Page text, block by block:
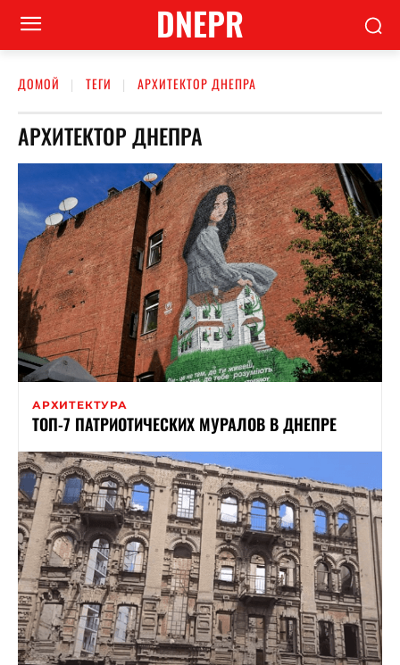
DNEPR
ДОМОЙ ТЕГИ АРХИТЕКТОР ДНЕПРА
АРХИТЕКТОР ДНЕПРА
АРХИТЕКТУРА
ТОП-7 ПАТРИОТИЧЕСКИХ МУРАЛОВ В ДНЕПРЕ